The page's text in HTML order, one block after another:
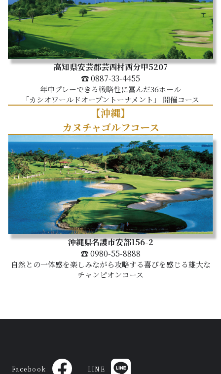
高知県安芸郡芸西村西分甲5207
☎ 0887-33-4455
年中プレーできる戦略性に富んだ36ホール
「カシオワールドオープントーナメント」 開催コース
【沖縄】
カヌチャゴルフコース
沖縄県名護市安部156-2
☎ 0980-55-8888
自然との一体感を楽しみながら攻略する喜びを感じる雄大な
チャンピオンコース
Facebook LINE